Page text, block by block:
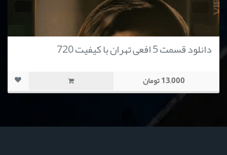
دانلود قسمت 5 افعی تهران با کیفیت 720
13,000 تومان